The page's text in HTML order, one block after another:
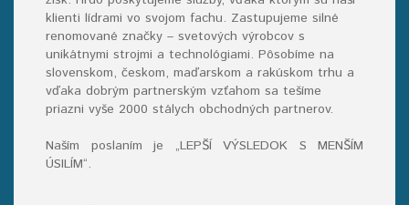
klienti lídrami vo svojom fachu. Zastupujeme silné
renomované značky – svetových výrobcov s
unikátnymi strojmi a technológiami. Pôsobíme na
slovenskom, českom, maďarskom a rakúskom trhu a
vďaka dobrým partnerským vzťahom sa tešíme
priazni vyše 2000 stálych obchodných partnerov.
Naším poslaním je „LEPŠÍ VÝSLEDOK S MENŠÍM
ÚSILÍM“.